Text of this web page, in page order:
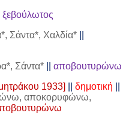
ξεβούλωτος
Σάντα*, Χαλδία*||
Σάντα*|| αποβουτυρώνω
1933]
δημοτική
αποκορυφώνω,